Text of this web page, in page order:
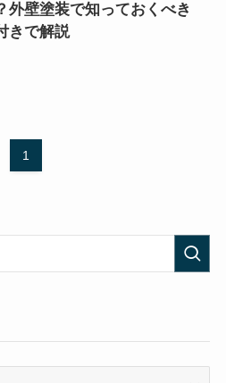
外壁塗装で知っておくべき
きで解説
1